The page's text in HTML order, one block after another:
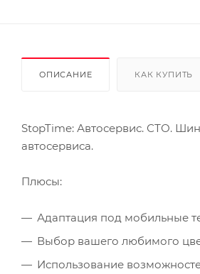
ОПИСАНИЕ КАК КУПИТЬ
StopTime: Автосервис. СТО.
автосервиса.
Плюсы:
Адаптация под мобильные
Выбор вашего любимого
Использование